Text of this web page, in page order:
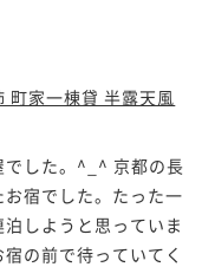
町家一棟貸 半露天風
でした。^_^ 京都の長
宿でした。たった一
しようと思っていま
の前で待っていてく